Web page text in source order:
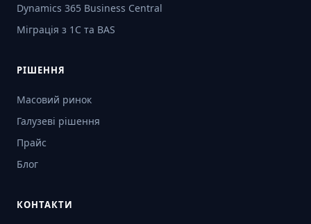
Dynamics 365 Business Central
Міграція з 1С та BAS
РІШЕННЯ
Масовий ринок
Галузеві рішення
Прайс
Блог
КОНТАКТИ